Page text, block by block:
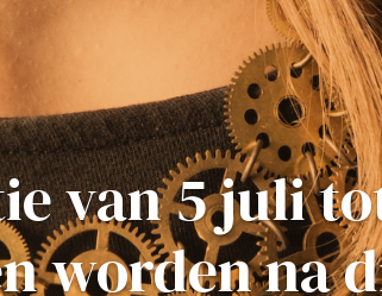
van 5 juli
worden na